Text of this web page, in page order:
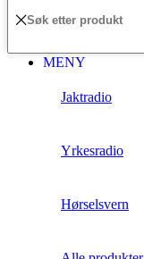
MENY
Jaktradio
Yrkesradio
Hørselsvern